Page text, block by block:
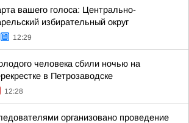
вашего голоса: Центрально-
избирательный округ
12:29
человека сбили ночью на
в Петрозаводске
12:28
организовано проведение